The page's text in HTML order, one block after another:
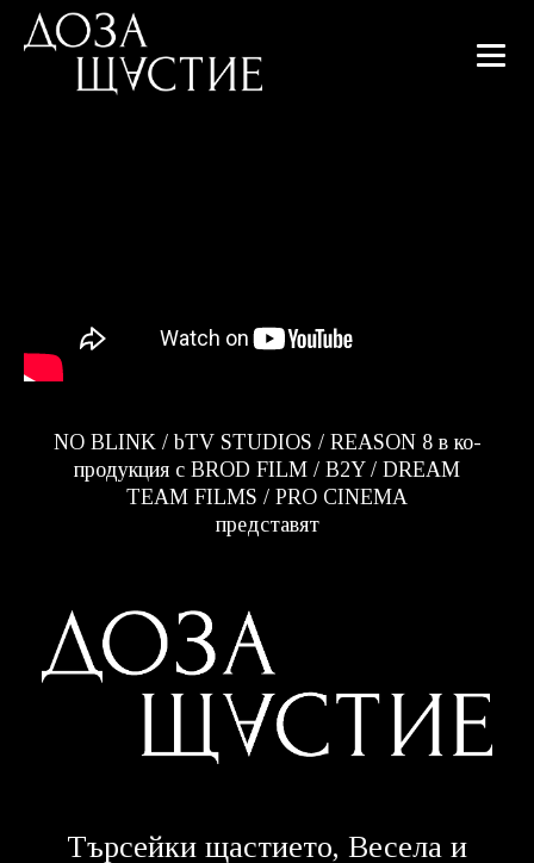
NO BLINK / bTV STUDIOS / REASON 8 в ко-
продукция с BROD FILM / B2Y / DREAM
TEAM FILMS / PRO CINEMA
представят
Търсейки щастието, Весела и